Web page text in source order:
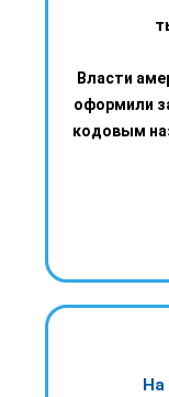
Власти
оформили
кодовым
На